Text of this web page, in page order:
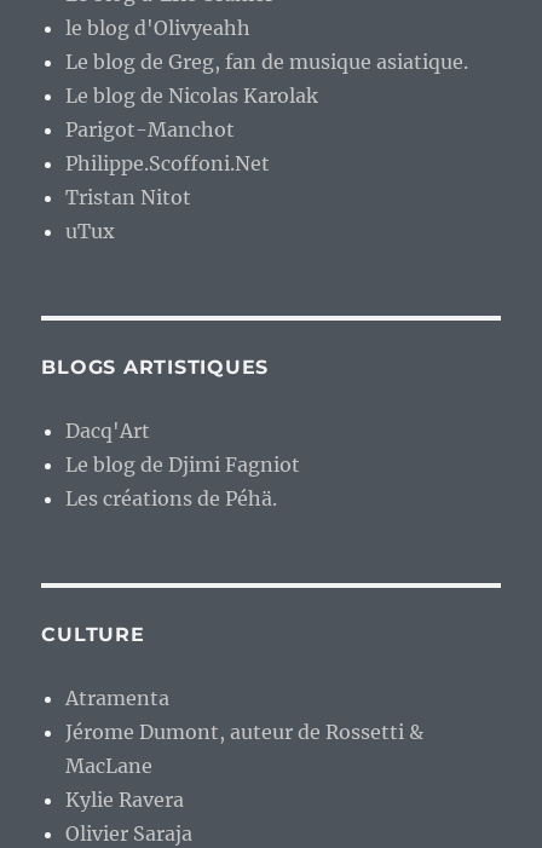
le blog d'Olivyeahh
Le blog de Greg, fan de musique asiatique.
Le blog de Nicolas Karolak
Parigot-Manchot
Philippe.Scoffoni.Net
Tristan Nitot
uTux
BLOGS ARTISTIQUES
Dacq'Art
Le blog de Djimi Fagniot
Les créations de Péhä.
CULTURE
Atramenta
Jérome Dumont, auteur de Rossetti &
MacLane
Kylie Ravera
Olivier Saraja